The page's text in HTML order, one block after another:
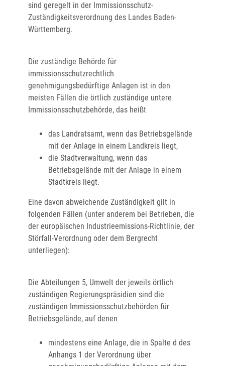
sind geregelt in der Immissionsschutz-
Zuständigkeitsverordnung des Landes Baden-
Württemberg.
Die zuständige Behörde für
immissionsschutzrechtlich
genehmigungsbedürftige Anlagen ist in den
meisten Fällen die örtlich zuständige untere
Immissionsschutzbehörde, das heißt
das Landratsamt, wenn das Betriebsgelände
mit der Anlage in einem Landkreis liegt,
die Stadtverwaltung, wenn das
Betriebsgelände mit der Anlage in einem
Stadtkreis liegt.
Eine davon abweichende Zuständigkeit gilt in
folgenden Fällen (unter anderem bei Betrieben, die
der europäischen Industrieemissions-Richtlinie, der
Störfall-Verordnung oder dem Bergrecht
unterliegen):
Die Abteilungen 5, Umwelt der jeweils örtlich
zuständigen Regierungspräsidien sind die
zuständigen Immissionsschutzbehörden für
Betriebsgelände, auf denen
mindestens eine Anlage, die in Spalte d des
Anhangs 1 der Verordnung über